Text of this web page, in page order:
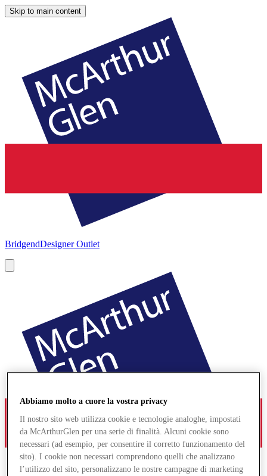
Skip to main content
BridgendDesigner Outlet
Abbiamo molto a cuore la vostra privacy
Il nostro sito web utilizza cookie e tecnologie analoghe, impostati
da McArthurGlen per una serie di finalità. Alcuni cookie sono
necessari (ad esempio, per consentire il corretto funzionamento del
sito). I cookie non necessari comprendono quelli che analizzano
l’utilizzo del sito, personalizzano le nostre campagne di marketing